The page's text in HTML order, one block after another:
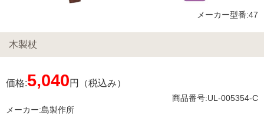
メーカー型番:47
木製杖
価格:5,040円（税込み）
商品番号:UL-005354-C
メーカー:島製作所